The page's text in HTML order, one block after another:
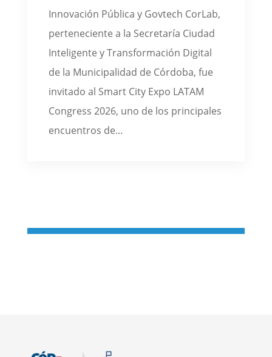
Innovación Pública y Govtech CorLab,
perteneciente a la Secretaría Ciudad
Inteligente y Transformación Digital
de la Municipalidad de Córdoba, fue
invitado al Smart City Expo LATAM
Congress 2026, uno de los principales
encuentros de...